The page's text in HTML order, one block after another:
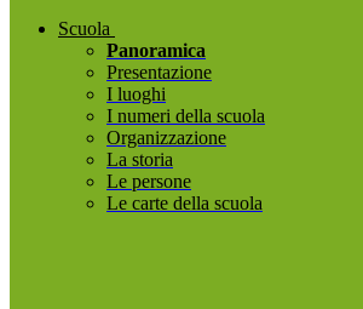
Scuola
Panoramica
Presentazione
I luoghi
I numeri della scuola
Organizzazione
La storia
Le persone
Le carte della scuola